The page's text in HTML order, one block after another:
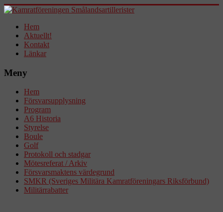
Hem
Aktuellt!
Kontakt
Länkar
Meny
Hem
Försvarsupplysning
Program
A6 Historia
Styrelse
Boule
Golf
Protokoll och stadgar
Mötesreferat / Arkiv
Försvarsmaktens värdegrund
SMKR (Sveriges Militära Kamratföreningars Riksförbund)
Militärrabatter